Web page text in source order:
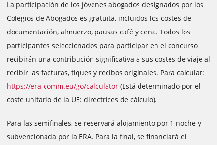
La participación de los jóvenes abogados designados por los
Colegios de Abogados es gratuita, incluidos los costes de
documentación, almuerzo, pausas café y cena. Todos los
participantes seleccionados para participar en el concurso
recibirán una contribución significativa a sus costes de viaje al
recibir las facturas, tiques y recibos originales. Para calcular:
https://era-comm.eu/go/calculator (Está determinado por el
coste unitario de la UE: directrices de cálculo).
Para las semifinales, se reservará alojamiento por 1 noche y
subvencionada por la ERA. Para la final, se financiará el